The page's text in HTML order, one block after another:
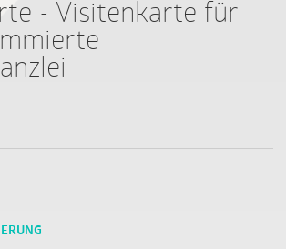
- Visitenkarte für